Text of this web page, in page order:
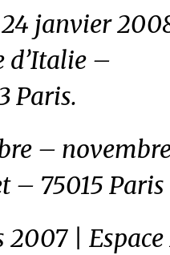
janvier
d’Italie –
Paris.
–
– 75015 Paris
2007 |